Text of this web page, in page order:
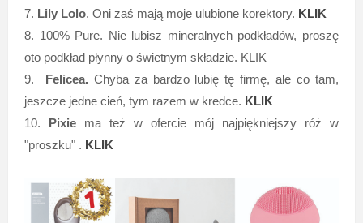
7. Lily Lolo. Oni zaś mają moje ulubione korektory. KLIK
8. 100% Pure. Nie lubisz mineralnych podkładów, proszę
oto podkład płynny o świetnym składzie. KLIK
9. Felicea. Chyba za bardzo lubię tę firmę, ale co tam,
jeszcze jedne cień, tym razem w kredce. KLIK
10. Pixiema też w ofercie mój najpiękniejszy róż w
"proszku" . KLIK